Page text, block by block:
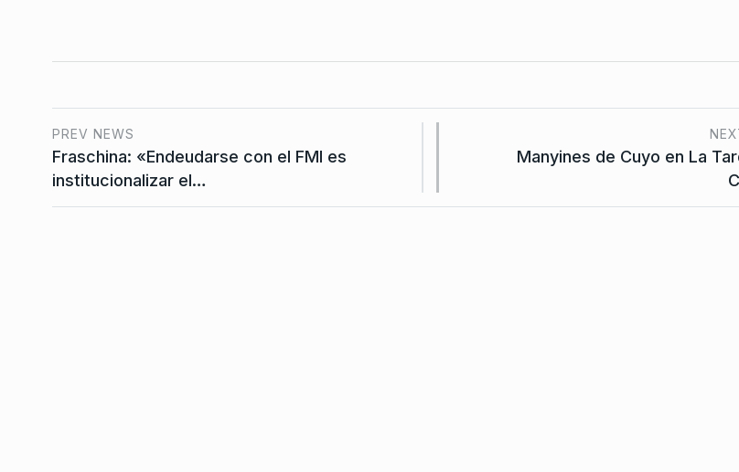
PREV NEWS
Fraschina: «Endeudarse con el FMI es
institucionalizar el…
Manyines de Cuyo en La
7
margen del Estado de…